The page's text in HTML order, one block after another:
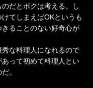
だとボクは考える。し
てしまえばOKというも
ることのない好奇心が
な料理人になれるので
って初めて料理人とい
。